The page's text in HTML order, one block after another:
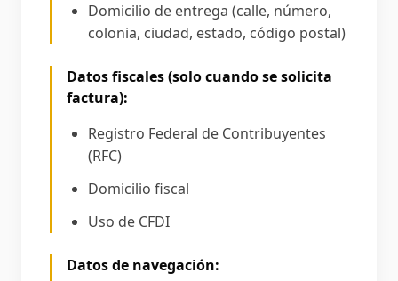
Domicilio de entrega (calle, número,
colonia, ciudad, estado, código postal)
Datos fiscales (solo cuando se solicita
factura):
Registro Federal de Contribuyentes
(RFC)
Domicilio fiscal
Uso de CFDI
Datos de navegación: